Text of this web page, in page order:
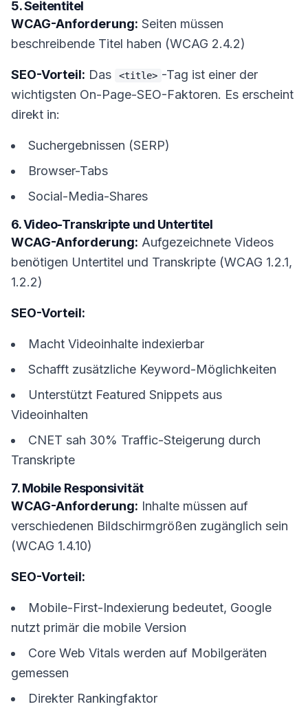
5. Seitentitel
WCAG-Anforderung: Seiten müssen
beschreibende Titel haben (WCAG 2.4.2)
SEO-Vorteil: Das <title> -Tag ist einer der
wichtigsten On-Page-SEO-Faktoren. Es erscheint
direkt in:
Suchergebnissen (SERP)
Browser-Tabs
Social-Media-Shares
6. Video-Transkripte und Untertitel
WCAG-Anforderung: Aufgezeichnete Videos
benötigen Untertitel und Transkripte (WCAG 1.2.1,
1.2.2)
SEO-Vorteil:
Macht Videoinhalte indexierbar
Schafft zusätzliche Keyword-Möglichkeiten
Unterstützt Featured Snippets aus
Videoinhalten
CNET sah 30% Traffic-Steigerung durch
Transkripte
7. Mobile Responsivität
WCAG-Anforderung: Inhalte müssen auf
verschiedenen Bildschirmgrößen zugänglich sein
(WCAG 1.4.10)
SEO-Vorteil:
Mobile-First-Indexierung bedeutet, Google
nutzt primär die mobile Version
Core Web Vitals werden auf Mobilgeräten
gemessen
Direkter Rankingfaktor